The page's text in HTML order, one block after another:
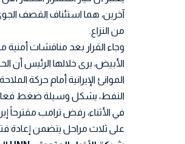
آخرين، هما استئناف القصف
من النزاع.
وجاء القرار بعد مناقشات أمنية
الأبيض، يرى خلالها الرئيس أن
الموانئ الإيرانية أمام حركة
النفط، يشكل وسيلة ضغط
في الأثناء، رفض ترامب مقترحاً
على ثلاث مراحل يتضمن إعادة